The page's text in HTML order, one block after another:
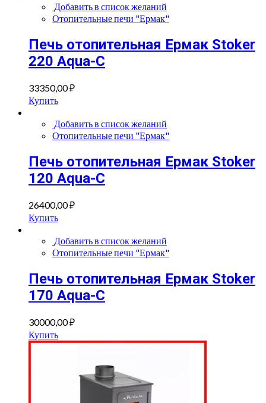
Добавить в список желаний
Отопительные печи "Ермак"
Печь отопительная Ермак Stoker
220 Aqua-C
33350,00₽
Купить
Добавить в список желаний
Отопительные печи "Ермак"
Печь отопительная Ермак Stoker
120 Aqua-C
26400,00₽
Купить
Добавить в список желаний
Отопительные печи "Ермак"
Печь отопительная Ермак Stoker
170 Aqua-C
30000,00₽
Купить